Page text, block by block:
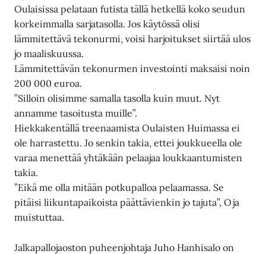
Oulaisissa pelataan futista tällä hetkellä koko seudun
korkeimmalla sarjatasolla. Jos käytössä olisi
lämmitettävä tekonurmi, voisi harjoitukset siirtää ulos
jo maaliskuussa.
Lämmitettävän tekonurmen investointi maksaisi noin
200 000 euroa.
”Silloin olisimme samalla tasolla kuin muut. Nyt
annamme tasoitusta muille”.
Hiekkakentällä treenaamista Oulaisten Huimassa ei
ole harrastettu. Jo senkin takia, ettei joukkueella ole
varaa menettää yhtäkään pelaajaa loukkaantumisten
takia.
”Eikä me olla mitään potkupalloa pelaamassa. Se
pitäisi liikuntapaikoista päättävienkin jo tajuta”, Oja
muistuttaa.
Jalkapallojaoston puheenjohtaja Juho Hanhisalo on